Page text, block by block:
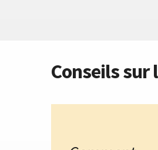
Conseils sur